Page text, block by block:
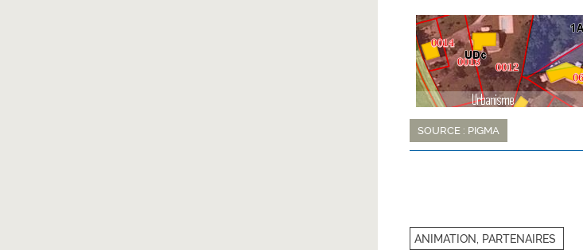
SOURCE : PIGMA
ANIMATION, PARTENAIRES